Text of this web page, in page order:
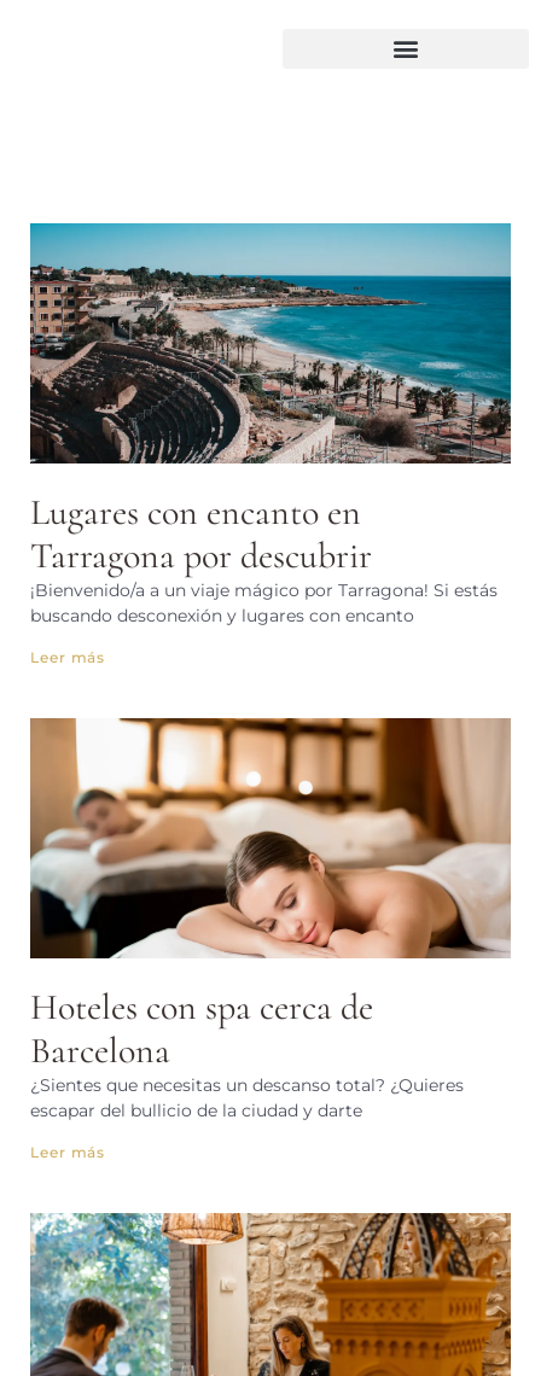
Lugares con encanto en
Tarragona por descubrir
¡Bienvenido/a a un viaje mágico por Tarragona! Si estás
buscando desconexión y lugares con encanto
Leer más
Hoteles con spa cerca de
Barcelona
¿Sientes que necesitas un descanso total? ¿Quieres
escapar del bullicio de la ciudad y darte
Leer más